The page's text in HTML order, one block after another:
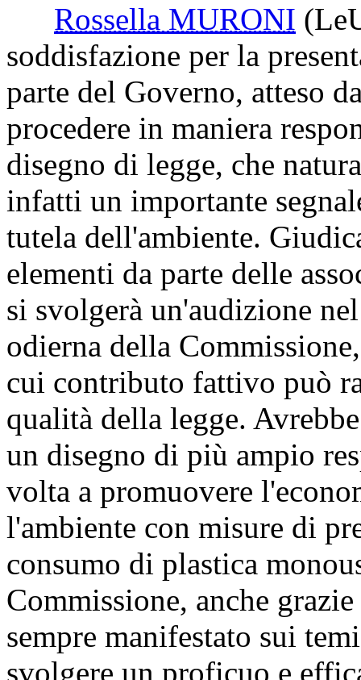
Rossella MURONI
soddisfazione per la
parte del Governo, atteso
procedere in maniera
disegno di legge, che
infatti un importante
tutela dell'ambiente.
elementi da parte delle
si svolgerà un'audizione
odierna della
cui contributo fattivo può
qualità della legge.
un disegno di più ampio
volta a promuovere
l'ambiente con misure di
consumo di plastica
Commissione, anche
sempre manifestato sui
svolgere un proficuo e